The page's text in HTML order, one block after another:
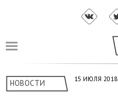
НОВОСТИ 15 ИЮЛЯ 2018